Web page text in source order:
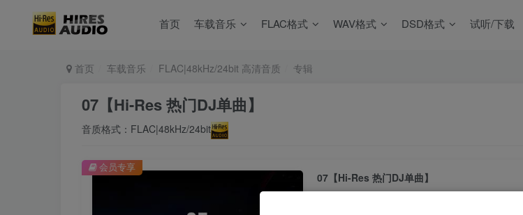
首页 车载音乐 FLAC格式 WAV格式 DSD格式 试听/下载
首页 车载音乐 FLAC|48kHz/24bit 高清音质 专辑
07【Hi-Res 热门DJ单曲】
音质格式：FLAC|48kHz/24bit
07【Hi-Res 热门DJ单曲】
会员专享